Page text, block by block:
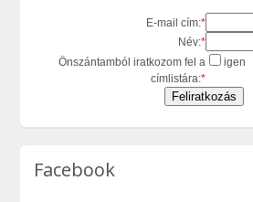
E-mail cím:*
Név:*
Önszántamból iratkozom fel a
címlistára:*
igen
Facebook